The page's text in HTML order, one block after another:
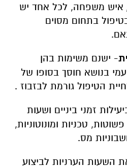
איש משפחה, לכל אחד יש
בתחום מסוים
- ישנם משימות בהן
בנושא חוסך בסופו של
הטיפול גורמת לבזבוז .
זמני ביניים ושעות
טכניות ומונוטוניות,
מס.
השעות הערניות לביצוע